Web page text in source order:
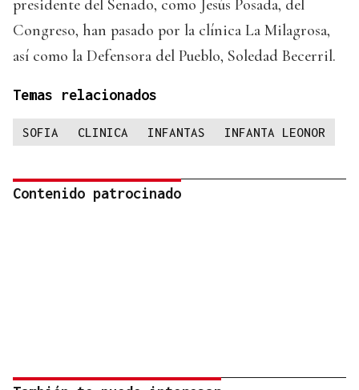
presidente del Senado, como Jesús Posada, del
Congreso, han pasado por la clínica La Milagrosa,
así como la Defensora del Pueblo, Soledad Becerril.
Temas relacionados
SOFIA CLINICA INFANTAS INFANTA LEONOR
Contenido patrocinado